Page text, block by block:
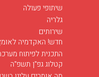
שיתופי פעולה
גלריה
שירותים
חדש! האקדמיה
התכנית לפיתוח
קטלוג גפ"ן תשפ"ה